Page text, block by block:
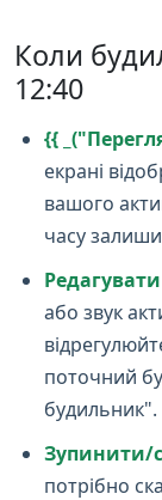
Коли
12:40
{{
екрані
вашого
часу
або звук
поточний
будильник".
Зупинити/
потрібно